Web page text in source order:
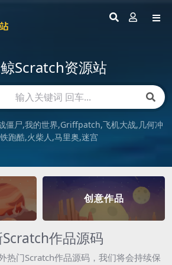
Scratch资源站
僵尸 我的世界 Griffpatch 飞机大战 几何冲
跑酷 火柴人 马里奥 迷宫
创意作品
作品源码
热门Scratch作品源码，我们将会持续保